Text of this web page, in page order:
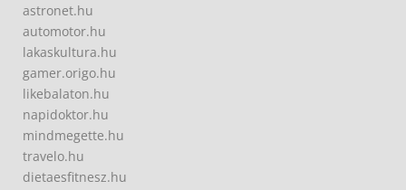
astronet.hu
automotor.hu
lakaskultura.hu
gamer.origo.hu
likebalaton.hu
napidoktor.hu
mindmegette.hu
travelo.hu
dietaesfitnesz.hu